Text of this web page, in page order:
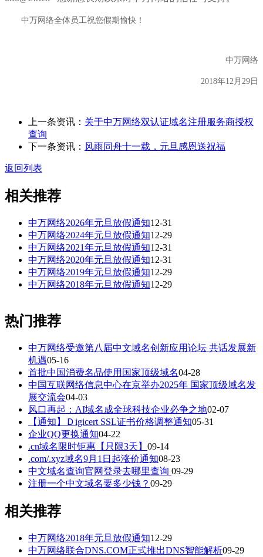
中万网络全体员工祝您假期愉快！
中万网络
2018年12月29日
上一条资讯： 关于中万网络双认证域名注册服务商授权
查询
下一条资讯： 风雨同舟十一载，元旦感恩送祝福
返回列表
相关推荐
中万网络2026年元旦放假通知12-31
中万网络2024年元旦放假通知12-29
中万网络2021年元旦放假通知12-31
中万网络2020年元旦放假通知12-31
中万网络2019年元旦放假通知12-29
中万网络2018年元旦放假通知12-29
热门推荐
中万网络受邀第八届中文域名创新应用论坛 共话发展新
机遇05-16
首批中国消费名品使用国家顶级域名04-28
中国互联网络信息中心在京举办2025年 国家顶级域名发
展交流会04-03
风口再起：AI域名成全球科技企业必争之地02-07
【通知】Ｄigicert SSL证书价格调整通知05-31
企业QQ更换通知04-22
.cn域名限时钜惠【只限3天】 09-14
.com/.xyz域名9月1日起涨价通知08-23
中文域名查询官网登录去哪里查询 09-29
注册一个中文域名要多少钱？ 09-29
相关推荐
中万网络2018年元旦放假通知12-29
中万网络联合DNS.COM正式推出DNS智能解析09-29